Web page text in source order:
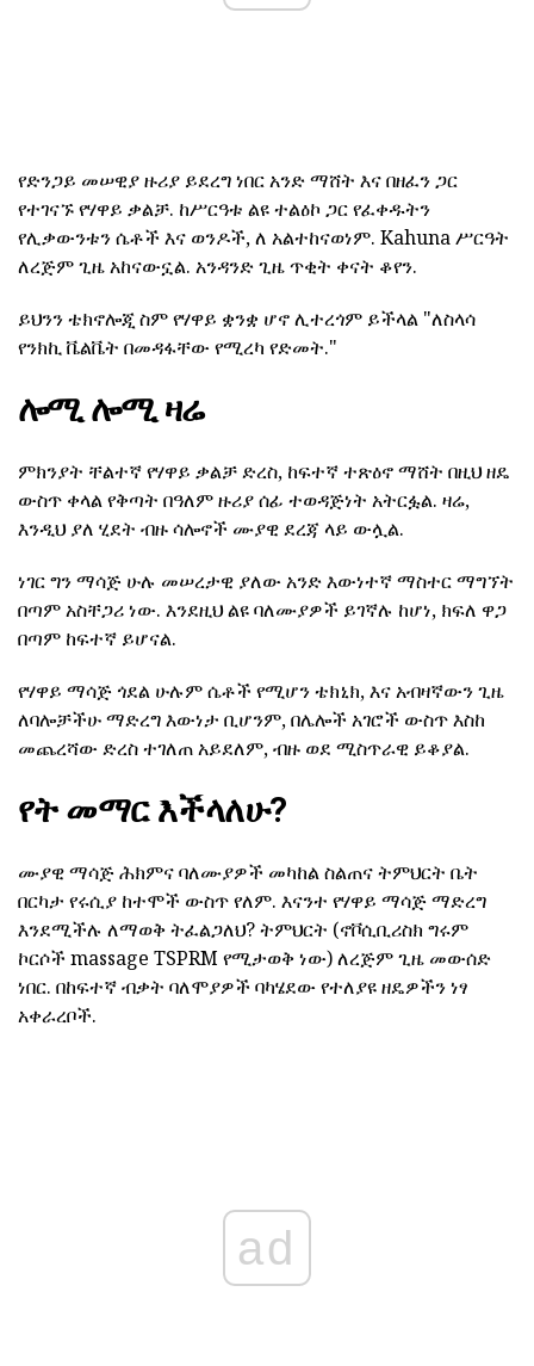
የድንጋይ መሠዊያ ዙሪያ ይደረግ ነበር አንድ ማሸት እና በዘፈን ጋር
የተገናኙ የሃዋይ ቃልቻ. ከሥርዓቱ ልዩ ተልዕኮ ጋር የፈቀዱትን
የሊቃውንቱን ሴቶች እና ወንዶች, ለ አልተከናወነም. Kahuna ሥርዓት
ለረጅም ጊዜ አከናውኗል. አንዳንድ ጊዜ ጥቂት ቀናት ቆየን.
ይህንን ቴክኖሎጂ ስም የሃዋይ ቋንቋ ሆኖ ሊተረጎም ይችላል "ለስላሳ
የንክኪ ቬልቬት በመዳፋቸው የሚረካ የድመት."
ሎሚ ሎሚ ዛሬ
ምክንያት ቸልተኛ የሃዋይ ቃልቻ ድረስ, ከፍተኛ ተጽዕኖ ማሸት በዚህ ዘዴ
ውስጥ ቀላል የቅጣት በዓለም ዙሪያ ሰፊ ተወዳጅነት አትርፏል. ዛሬ,
እንዲህ ያለ ሂደት ብዙ ሳሎኖች ሙያዊ ደረጃ ላይ ውሏል.
ነገር ግን ማሳጅ ሁሉ መሠረታዊ ያለው አንድ እውነተኛ ማስተር ማግኘት
በጣም አስቸጋሪ ነው. እንደዚህ ልዩ ባለሙያዎች ይገኛሉ ከሆነ, ክፍለ ዋጋ
በጣም ከፍተኛ ይሆናል.
የሃዋይ ማሳጅ ጎደል ሁሉም ሴቶች የሚሆን ቴክኒክ, እና አብዛኛውን ጊዜ
ለባሎቻችሁ ማድረግ እውነታ ቢሆንም, በሌሎች አገሮች ውስጥ እስከ
መጨረሻው ድረስ ተገለጠ አይደለም, ብዙ ወደ ሚስጥራዊ ይቆያል.
የት መማር እችላለሁ?
ሙያዊ ማሳጅ ሕክምና ባለሙያዎች መካከል ስልጠና ትምህርት ቤት
በርካታ የሩሲያ ከተሞች ውስጥ የለም. እናንተ የሃዋይ ማሳጅ ማድረግ
እንደሚችሉ ለማወቅ ትፈልጋለህ? ትምህርት (ኖቮሲቢሪስክ ግሩም
ኮርሶች massage TSPRM የሚታወቅ ነው) ለረጅም ጊዜ መውሰድ
ነበር. በከፍተኛ ብቃት ባለሞያዎች ባካሄደው የተለያዩ ዘዴዎችን ነፃ
አቀራረቦች.
ad